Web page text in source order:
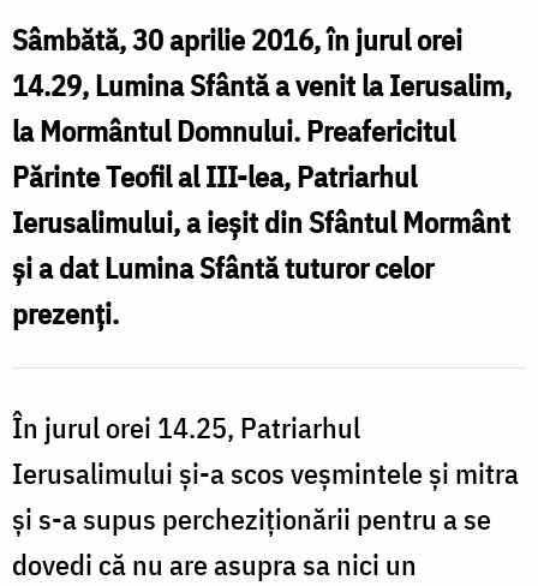
a
venit
la
Ierusalim
Sâmbătă, 30 aprilie 2016, în jurul orei
14.29, Lumina Sfântă a venit la Ierusalim,
la Mormântul Domnului. Preafericitul
Părinte Teofil al III-lea, Patriarhul
Ierusalimului, a ieșit din Sfântul Mormânt
și a dat Lumina Sfântă tuturor celor
prezenţi.
În jurul orei 14.25, Patriarhul
Ierusalimului și-a scos veșmintele și mitra
și s-a supus percheziționării pentru a se
dovedi că nu are asupra sa nici un